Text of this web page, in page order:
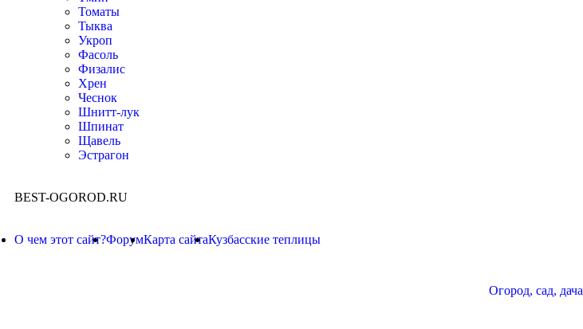
Томаты
Тыква
Укроп
Фасоль
Физалис
Хрен
Чеснок
Шнитт-лук
Шпинат
Щавель
Эстрагон
BEST-OGOROD.RU
О чем этот сайт?ФорумКарта сайтаКузбасские теплицы
Огород, сад, дача